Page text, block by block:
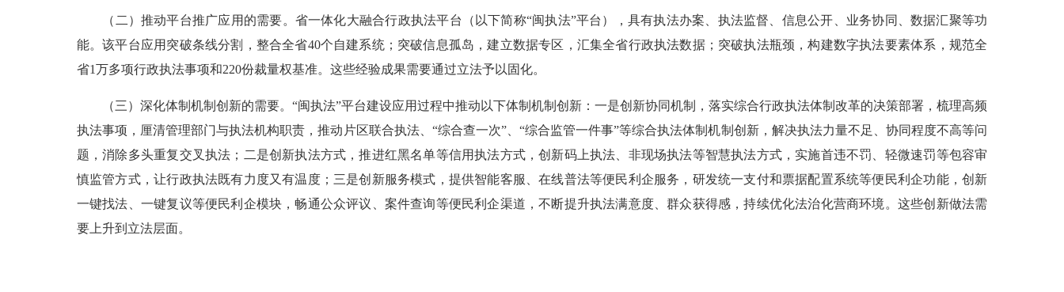
（二）推动平台推广应用的需要。省一体化大融合行政执法平台（以下简称“闽执法”平台），具有执法办案、执法监督、信息公开、业务协同、数据汇聚等功
能。该平台应用突破条线分割，整合全省40个自建系统；突破信息孤岛，建立数据专区，汇集全省行政执法数据；突破执法瓶颈，构建数字执法要素体系，规范全
省1万多项行政执法事项和220份裁量权基准。这些经验成果需要通过立法予以固化。
（三）深化体制机制创新的需要。“闽执法”平台建设应用过程中推动以下体制机制创新：一是创新协同机制，落实综合行政执法体制改革的决策部署，梳理高频
执法事项，厘清管理部门与执法机构职责，推动片区联合执法、“综合查一次”、“综合监管一件事”等综合执法体制机制创新，解决执法力量不足、协同程度不高等问
题，消除多头重复交叉执法；二是创新执法方式，推进红黑名单等信用执法方式，创新码上执法、非现场执法等智慧执法方式，实施首违不罚、轻微速罚等包容审
慎监管方式，让行政执法既有力度又有温度；三是创新服务模式，提供智能客服、在线普法等便民利企服务，研发统一支付和票据配置系统等便民利企功能，创新
一键找法、一键复议等便民利企模块，畅通公众评议、案件查询等便民利企渠道，不断提升执法满意度、群众获得感，持续优化法治化营商环境。这些创新做法需
要上升到立法层面。